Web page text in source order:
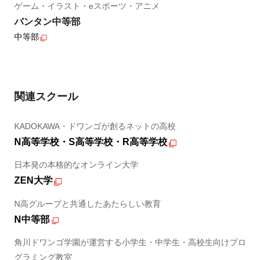
ゲーム・イラスト・eスポーツ・アニメ
バンタン中等部
中等部
関連スクール
KADOKAWA・ドワンゴが創るネットの高校
N高等学校・S高等学校・R高等学校
日本発の本格的なオンライン大学
ZEN大学
N高グループと共通したあたらしい教育
N中等部
角川ドワンゴ学園が運営する小学生・中学生・高校生向けプロ
グラミング教室